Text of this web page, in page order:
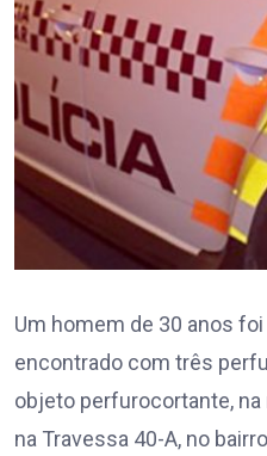
Um homem de 30 anos
encontrado com três
objeto perfurocortante,
na Travessa 40-A, no